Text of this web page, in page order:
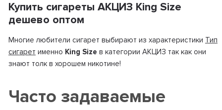
Купить сигареты АКЦИЗ King Size
дешево оптом
Многие любители сигарет выбирают из характеристики Тип
сигарет именно King Size в категории АКЦИЗ так как они
знают толк в хорошем никотине!
Часто задаваемые